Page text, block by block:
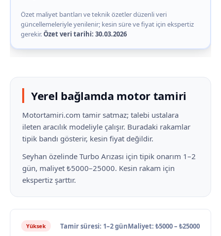
Özet maliyet bantları ve teknik özetler düzenli veri
güncellemeleriyle yenilenir; kesin süre ve fiyat için ekspertiz
gerekir.Özet veri tarihi: 30.03.2026
Yerel bağlamda motor tamiri
Motortamiri.com tamir satmaz; talebi ustalara
ileten aracılık modeliyle çalışır. Buradaki rakamlar
tipik bandı gösterir, kesin fiyat değildir.
Seyhan özelinde Turbo Arızası için tipik onarım 1–2
gün, maliyet ₺5000–25000. Kesin rakam için
ekspertiz şarttır.
Yüksek Tamir süresi: 1–2 günMaliyet: ₺5000 – ₺25000